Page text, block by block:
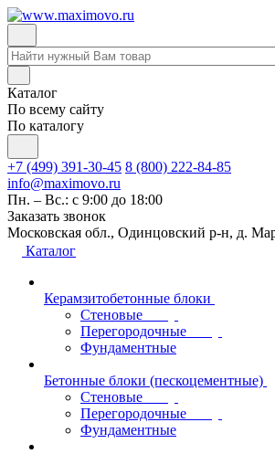
Каталог
По всему сайту
По каталогу
+7 (499) 391-30-45 8 (800) 222-84-85
info@maximovo.ru
Пн. – Вс.: с 9:00 до 18:00
Заказать звонок
Московская обл., Одинцовский р-н, д.
Каталог
Керамзитобетонные блоки
Стеновые
Перегородочные
Фундаментные
Бетонные блоки (пескоцементные)
Стеновые
Перегородочные
Фундаментные